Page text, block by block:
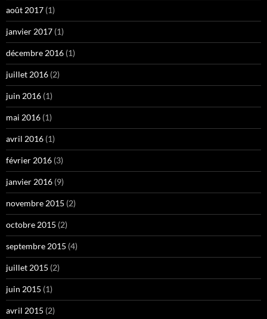
août 2017 (1)
janvier 2017 (1)
décembre 2016 (1)
juillet 2016 (2)
juin 2016 (1)
mai 2016 (1)
avril 2016 (1)
février 2016 (3)
janvier 2016 (9)
novembre 2015 (2)
octobre 2015 (2)
septembre 2015 (4)
juillet 2015 (2)
juin 2015 (1)
avril 2015 (2)